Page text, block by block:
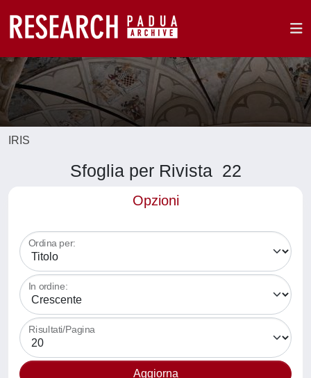
IRIS
Sfoglia per Rivista 22
Opzioni
Ordina per:
In ordine:
Risultati/Pagina